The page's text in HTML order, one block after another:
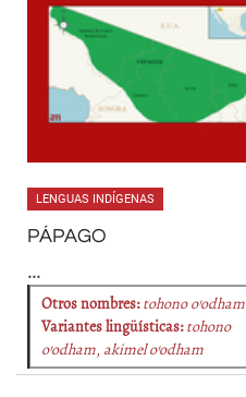
LENGUAS INDÍGENAS
PÁPAGO
...
Otros nombres: tohono o’odham
Variantes lingüísticas:tohono
o’odham, akimel o’odham